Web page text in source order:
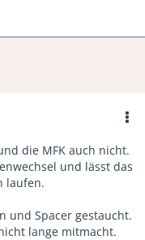
die MFK auch nicht.
und lässt das
laufen.
und Spacer gestaucht.
lange mitmacht.